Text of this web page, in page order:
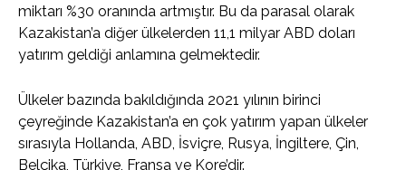
miktarı %30 oranında artmıştır. Bu da parasal olarak
Kazakistan’a diğer ülkelerden 11,1 milyar ABD doları
yatırım geldiği anlamına gelmektedir.
Ülkeler bazında bakıldığında 2021 yılının birinci
çeyreğinde Kazakistan’a en çok yatırım yapan ülkeler
sırasıyla Hollanda, ABD, İsviçre, Rusya, İngiltere, Çin,
Belçika, Türkiye, Fransa ve Kore’dir.